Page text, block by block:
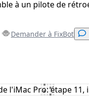
à un pilote de
Demander à FixBot
commentaire